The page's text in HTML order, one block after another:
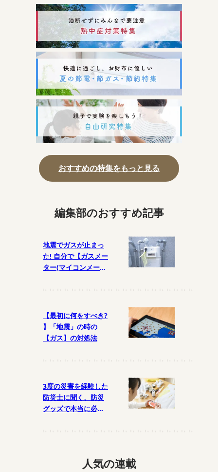
おすすめの特集をもっと見る
編集部のおすすめ記事
地震でガスが止まっ
た! 自分で【ガスメー
ター(マイコンメータ
【最初に何をすべき?
】「地震」の時の
【ガス】の対処法
3度の災害を経験した
防災士に聞く、防災
グッズで本当に必要
人気の連載